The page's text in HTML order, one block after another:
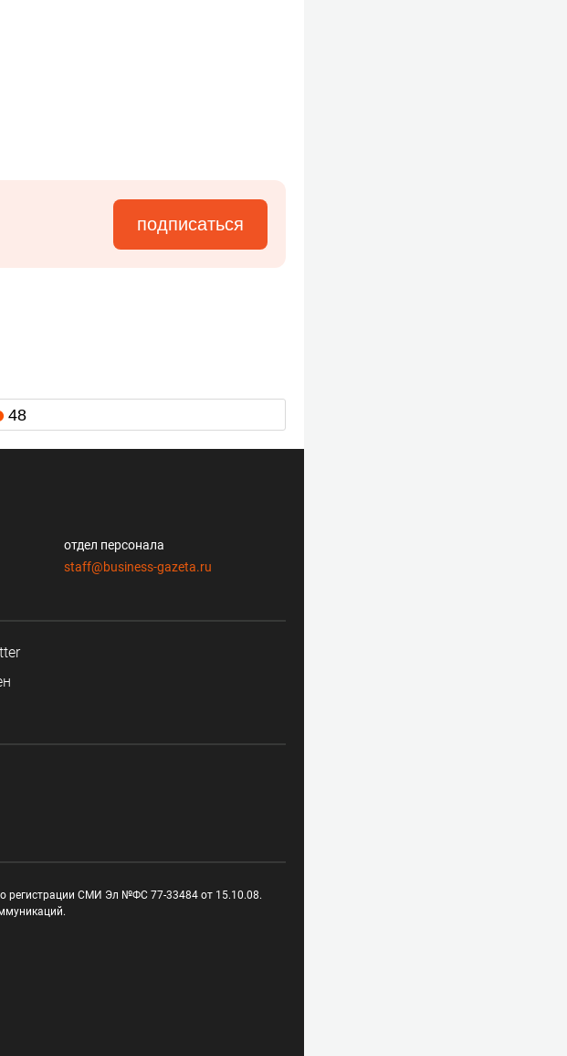
подписаться
48
отдел персонала
staff@business-gazeta.ru
о регистрации СМИ Эл №ФС 77-33484 от 15.10.08.